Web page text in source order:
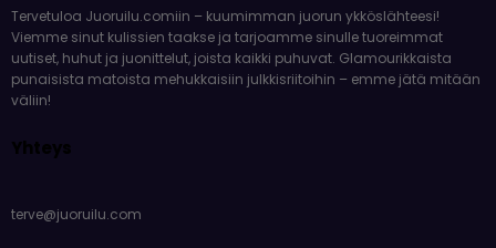
Tervetuloa Juoruilu.comiin – kuumimman juorun ykköslähteesi!
Viemme sinut kulissien taakse ja tarjoamme sinulle tuoreimmat
uutiset, huhut ja juonittelut, joista kaikki puhuvat. Glamourikkaista
punaisista matoista mehukkaisiin julkkisriitoihin – emme jätä mitään
väliin!
Yhteys
terve@juoruilu.com